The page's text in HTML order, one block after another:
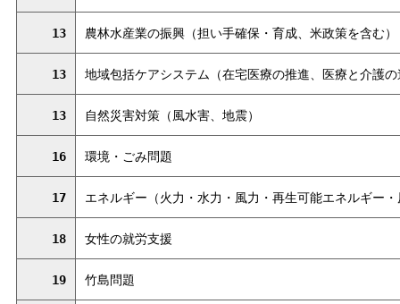
13 農林水産業の振興（担い手確保・育成、米政策を含む）
13 地域包括ケアシステム（在宅医療の推進、医療と介護
13 自然災害対策（風水害、地震）
16 環境・ごみ問題
17 エネルギー（火力・水力・風力・再生可能エネルギー
18 女性の就労支援
19 竹島問題